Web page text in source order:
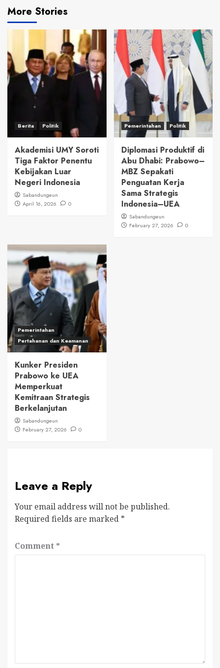
More Stories
Berita Politik
Akademisi UMY Soroti
Tiga Faktor Penentu
Kebijakan Luar
Negeri Indonesia
Sabandungeun
April 16, 2026
0
Pemerintahan Politik
Diplomasi Produktif di
Abu Dhabi: Prabowo–
MBZ Sepakati
Penguatan Kerja
Sama Strategis
Indonesia–UEA
Sabandungeun
February 27, 2026
0
Pemerintahan
Pertahanan dan Keamanan
Kunker Presiden
Prabowo ke UEA
Memperkuat
Kemitraan Strategis
Berkelanjutan
Sabandungeun
February 27, 2026
0
Leave a Reply
Your email address will not be published.
Required fields are marked *
Comment *